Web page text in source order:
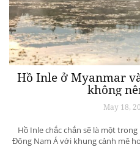
Hồ Inle ở Myanmar
không
May 18,
Hồ Inle chắc chắn sẽ là một
Đông Nam Á với khung cảnh mê